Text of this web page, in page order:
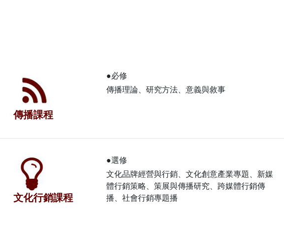
傳播課程
●必修
傳播理論、研究方法、意義與敘事
文化行銷課程
●選修
文化品牌經營與行銷、文化創意產業專題、新媒
體行銷策略、策展與傳播研究、跨媒體行銷傳
播、社會行銷專題播